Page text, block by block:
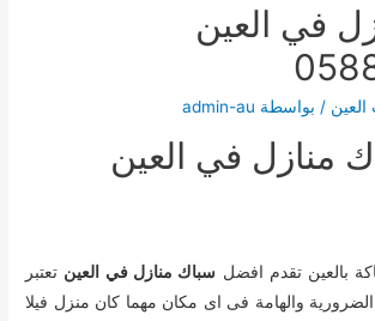
في العين
/ بواسطة admin-au
منازل في العين
بالعين تقدم افضل سباك منازل في العين تعتبر
الضرورية والهامة فى اى مكان مهما كان منزل فيلا